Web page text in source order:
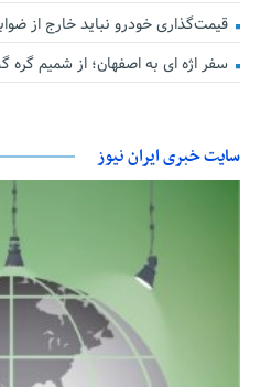
قیمت‌گذاری خودرو نباید خارج از
سفر اژه ای به اصفهان؛ از شمیم گره
سایت خبری ایران نیوز